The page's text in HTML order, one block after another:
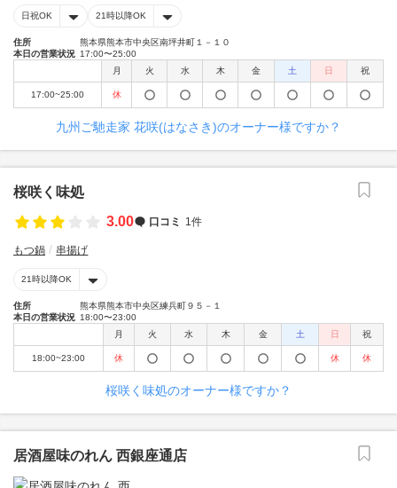
日祝OK 21時以降OK
住所
熊本県熊本市中央区南坪井町１－１０
本日の営業状況 17:00〜25:00
月
火 水 木 金 土 日 祝
17:00~25:00 休
九州ご馳走家 花咲(はなさき)のオーナー様ですか？
桜咲く味処
3.00
口コミ 1件
もつ鍋 串揚げ
21時以降OK
住所
熊本県熊本市中央区練兵町９５－１
本日の営業状況 18:00〜23:00
月
火 水 木 金 土 日 祝
18:00~23:00 休 休 休
桜咲く味処のオーナー様ですか？
居酒屋味のれん 西銀座通店